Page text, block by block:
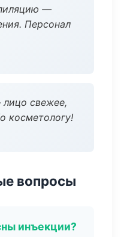
—
Персонал
свежее,
косметологу!
вопросы
инъекции?